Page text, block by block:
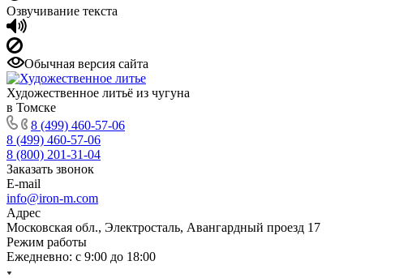
Озвучивание текста
Обычная версия сайта
Художественное литьё из чугуна
в Томске
8 (499) 460-57-06
8 (499) 460-57-06
8 (800) 201-31-04
Заказать звонок
E-mail
info@iron-m.com
Адрес
Московская обл., Электросталь, Авангардный проезд 17
Режим работы
Ежедневно: с 9:00 до 18:00